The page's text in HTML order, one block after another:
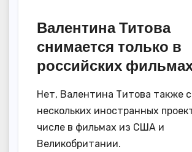
Валентина Титова
снимается только в
российских
Нет, Валентина Титова также
нескольких иностранных
числе в фильмах из США и
Великобритании.